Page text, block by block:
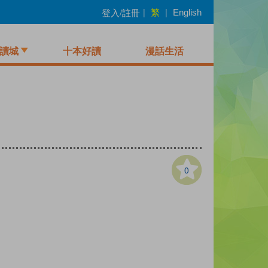
登入/註冊 | 繁 | English
城 十本好讀 漫話生活
0